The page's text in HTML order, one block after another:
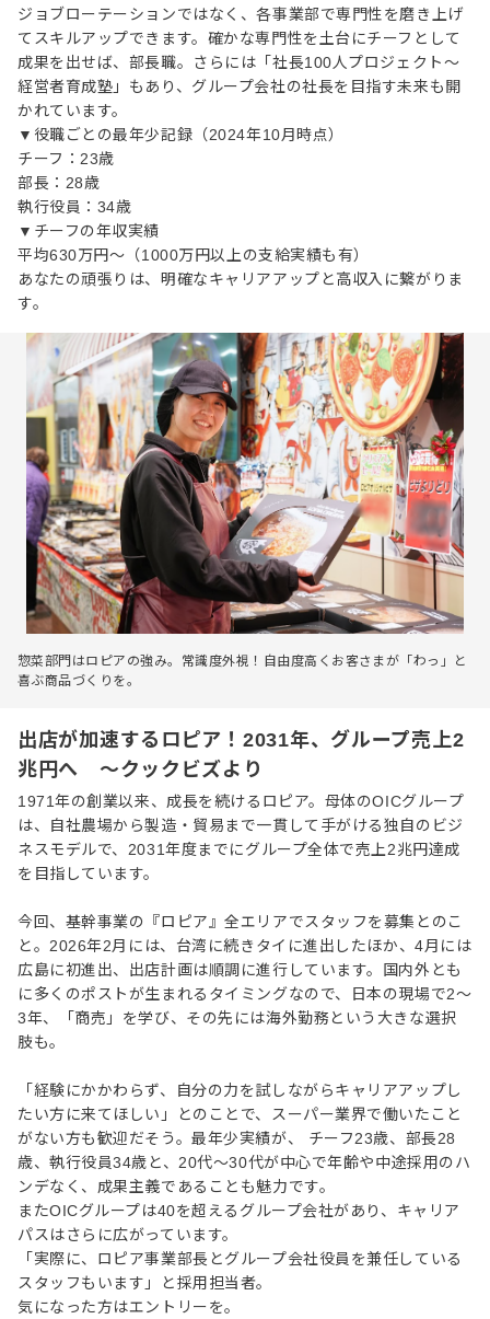
ジョブローテーションではなく、各事業部で専門性を磨き上げ
てスキルアップできます。確かな専門性を土台にチーフとして
成果を出せば、部長職。さらには「社長100人プロジェクト～
経営者育成塾」もあり、グループ会社の社長を目指す未来も開
かれています。
▼役職ごとの最年少記録（2024年10月時点）
チーフ：23歳
部長：28歳
執行役員：34歳
▼チーフの年収実績
平均630万円～（1000万円以上の支給実績も有）
あなたの頑張りは、明確なキャリアアップと高収入に繋がりま
す。
惣菜部門はロピアの強み。常識度外視！自由度高くお客さまが「わっ」と
喜ぶ商品づくりを。
出店が加速するロピア！2031年、グループ売上2
兆円へ ～クックビズより
1971年の創業以来、成長を続けるロピア。母体のOICグループ
は、自社農場から製造・貿易まで一貫して手がける独自のビジ
ネスモデルで、2031年度までにグループ全体で売上2兆円達成
を目指しています。
今回、基幹事業の『ロピア』全エリアでスタッフを募集とのこ
と。2026年2月には、台湾に続きタイに進出したほか、4月には
広島に初進出、出店計画は順調に進行しています。国内外とも
に多くのポストが生まれるタイミングなので、日本の現場で2〜
3年、「商売」を学び、その先には海外勤務という大きな選択
肢も。
「経験にかかわらず、自分の力を試しながらキャリアアップし
たい方に来てほしい」とのことで、スーパー業界で働いたこと
がない方も歓迎だそう。最年少実績が、 チーフ23歳、部長28
歳、執行役員34歳と、20代〜30代が中心で年齢や中途採用のハ
ンデなく、成果主義であることも魅力です。
またOICグループは40を超えるグループ会社があり、キャリア
パスはさらに広がっています。
「実際に、ロピア事業部長とグループ会社役員を兼任している
スタッフもいます」と採用担当者。
気になった方はエントリーを。